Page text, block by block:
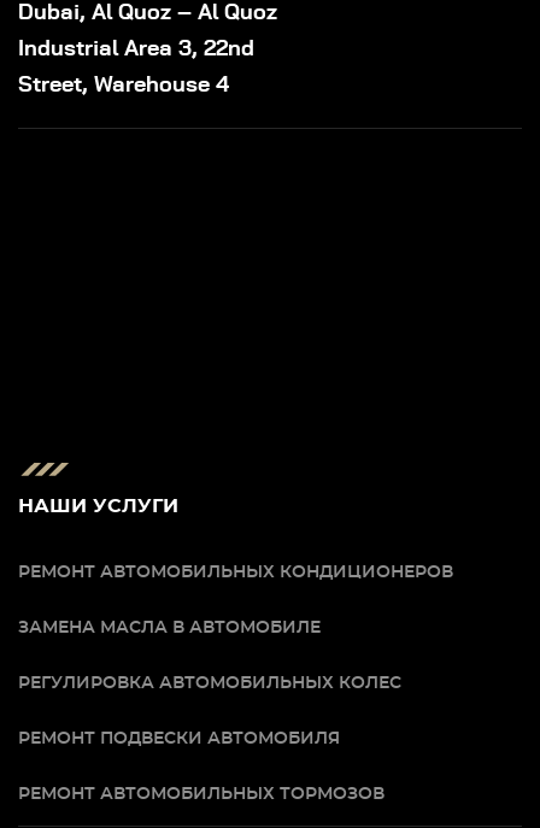
Dubai, Al Quoz – Al Quoz
Industrial Area 3, 22nd
Street, Warehouse 4
НАШИ УСЛУГИ
РЕМОНТ АВТОМОБИЛЬНЫХ КОНДИЦИОНЕРОВ
ЗАМЕНА МАСЛА В АВТОМОБИЛЕ
РЕГУЛИРОВКА АВТОМОБИЛЬНЫХ КОЛЕС
РЕМОНТ ПОДВЕСКИ АВТОМОБИЛЯ
РЕМОНТ АВТОМОБИЛЬНЫХ ТОРМОЗОВ